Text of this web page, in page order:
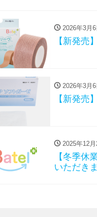
2026年3月6
【新発売
2026年3月6
【新発売
2025年12月
【冬季休
いただきま